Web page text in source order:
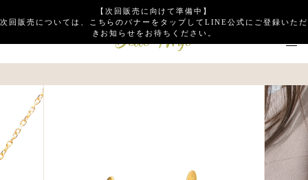
【次回販売に向けて準備中】
次回販売については、こちらのバナーをタップしてLINE公式にご登録いただ
きお知らせをお待ちください。